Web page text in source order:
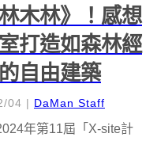
木林》！感想
打造如森林經
自由建築
04 | DaMan Staff
年第11屆「X-site計